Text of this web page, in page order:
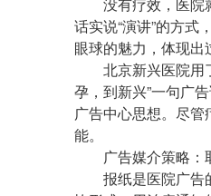
话实说“演讲”的方式
眼球的魅力，体现出
北京新兴医院用了
孕，到新兴”一句广
广告中心思想。尽
能。
广告媒介策略：
报纸是医院广告的